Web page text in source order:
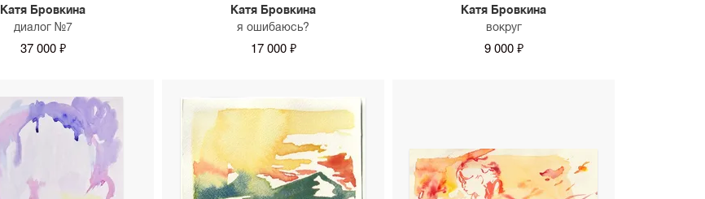
Катя Бровкина
диалог №7
37 000 ₽
Катя Бровкина
я ошибаюсь?
17 000 ₽
Катя Бровкина
вокруг
9 000 ₽